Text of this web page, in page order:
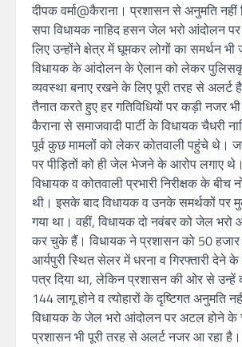
दीपक वर्मा@कैराना। प्रशासन से अनुमति
सपा विधायक नाहिद हसन जेल भरो आंदोलन
लिए उन्होंने क्षेत्र में घूमकर लोगों का समर्थन भी
विधायक के आंदोलन के ऐलान को लेकर
व्यवस्था बनाए रखने के लिए पूरी तरह से अलर्ट
तैनात करते हुए हर गतिविधियों पर कड़ी नजर
कैराना से समाजवादी पार्टी के विधायक चैधरी
पूर्व कुछ मामलों को लेकर कोतवाली पहुंचे थे।
पर पीड़ितों को ही जेल भेजने के आरोप लगाए
विधायक व कोतवाली प्रभारी निरीक्षक के बीच
थी। इसके बाद विधायक व उनके समर्थकों पर
गया था। वहीं, विधायक दो नवंबर को जेल
कर चुके हैं। विधायक ने प्रशासन को 50
आर्यपुरी स्थित सेलर में धरना व गिरफ्तारी देने
पत्र दिया था, लेकिन प्रशासन की ओर से उन्हें
144 लागू होने व त्योहारों के दृष्टिगत अनुमति
विधायक के जेल भरो आंदोलन पर अटल होने
प्रशासन भी पूरी तरह से अलर्ट नजर आ रहा है।